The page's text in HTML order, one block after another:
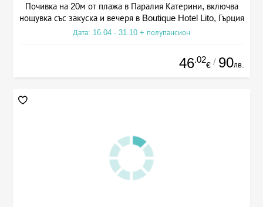
Почивка на 20м от плажа в Паралия Катерини, включва
нощувка със закуска и вечеря в Boutique Hotel Lito, Гърция
Дата: 16.04 - 31.10 + полупансион
46.02
€ / 90лв.